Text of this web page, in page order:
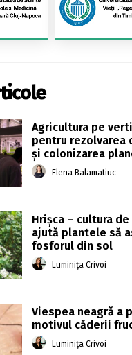
Agricultura pe
pentru rezolvarea
și colonizarea
Elena Balamatiuc
Hrișca – cultura
ajută plantele să
fosforul din sol
Luminița Crivoi
Viespea neagră a
motivul căderii
Luminița Crivoi